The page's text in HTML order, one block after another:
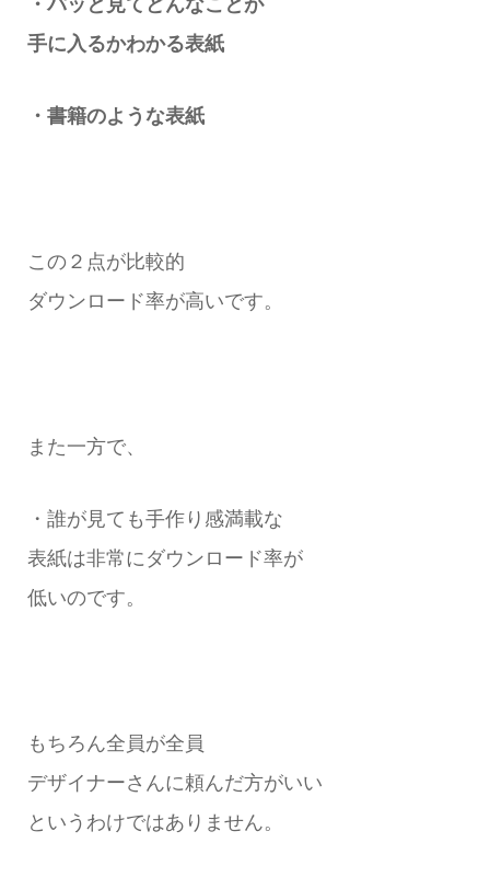
・パッと見てどんなことが
手に入るかわかる表紙
・書籍のような表紙
この２点が比較的
ダウンロード率が高いです。
また一方で、
・誰が見ても手作り感満載な
表紙は非常にダウンロード率が
低いのです。
もちろん全員が全員
デザイナーさんに頼んだ方がいい
というわけではありません。